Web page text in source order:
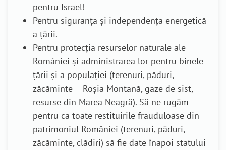
pentru Israel!
Pentru siguranța și independența energetică
a țării.
Pentru protecția resurselor naturale ale
României și administrarea lor pentru binele
țării și a populației (terenuri, păduri,
zăcăminte – Roșia Montană, gaze de sist,
resurse din Marea Neagră). Să ne rugăm
pentru ca toate restituirile frauduloase din
patrimoniul României (terenuri, păduri,
zăcăminte, clădiri) să fie date înapoi statului